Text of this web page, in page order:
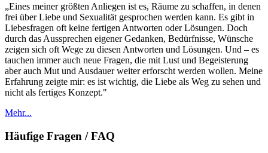
„Eines meiner größten Anliegen ist es, Räume zu schaffen, in denen
frei über Liebe und Sexualität gesprochen werden kann. Es gibt in
Liebesfragen oft keine fertigen Antworten oder Lösungen. Doch
durch das Aussprechen eigener Gedanken, Bedürfnisse, Wünsche
zeigen sich oft Wege zu diesen Antworten und Lösungen. Und – es
tauchen immer auch neue Fragen, die mit Lust und Begeisterung
aber auch Mut und Ausdauer weiter erforscht werden wollen. Meine
Erfahrung zeigte mir: es ist wichtig, die Liebe als Weg zu sehen und
nicht als fertiges Konzept."
Mehr...
Häufige Fragen / FAQ